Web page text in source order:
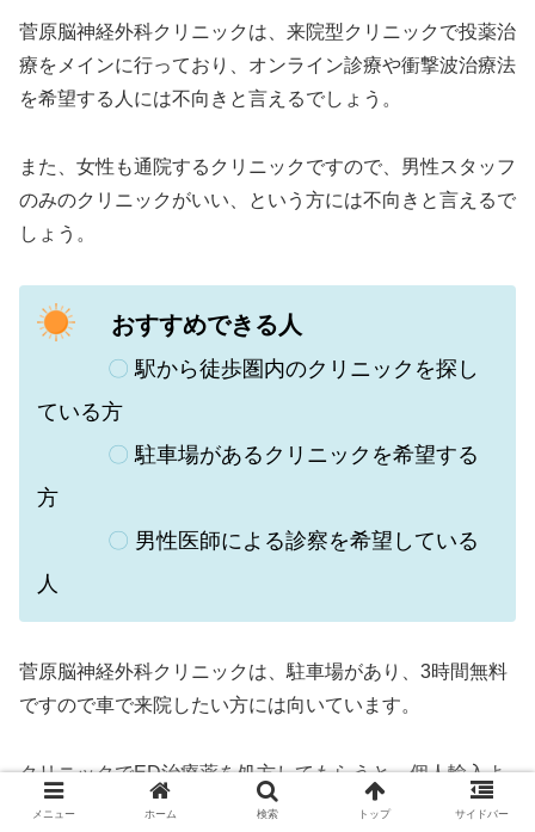
菅原脳神経外科クリニックは、 来院型クリニックで投薬治
療をメインに行っており、オンライン診療や衝撃波治療法
を希望する人には不向きと言えるでしょう。
また、女性も通院するクリニックですので、男性スタッフ
のみのクリニックがいい、という方には不向きと言えるで
しょう。
おすすめできる人
〇 駅から徒歩圏内のクリニックを探し
ている方
〇 駐車場があるクリニックを希望する
方
〇 男性医師による診察を希望している
人
菅原脳神経外科クリニックは、駐車場があり、3時間無料
ですので車で来院したい方には向いています。
クリニックでED治療薬を処方してもらうと、個人輸入よ
り価格は高くなりますが、確実に正規のED治療薬を購入
メニュー ホーム 検索 トップ サイドバー